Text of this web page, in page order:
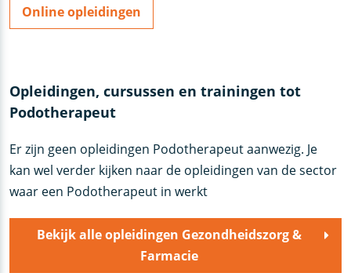
Online opleidingen
Opleidingen, cursussen en trainingen tot
Podotherapeut
Er zijn geen opleidingen Podotherapeut aanwezig. Je
kan wel verder kijken naar de opleidingen van de sector
waar een Podotherapeut in werkt
Bekijk alle opleidingen Gezondheidszorg &
Farmacie